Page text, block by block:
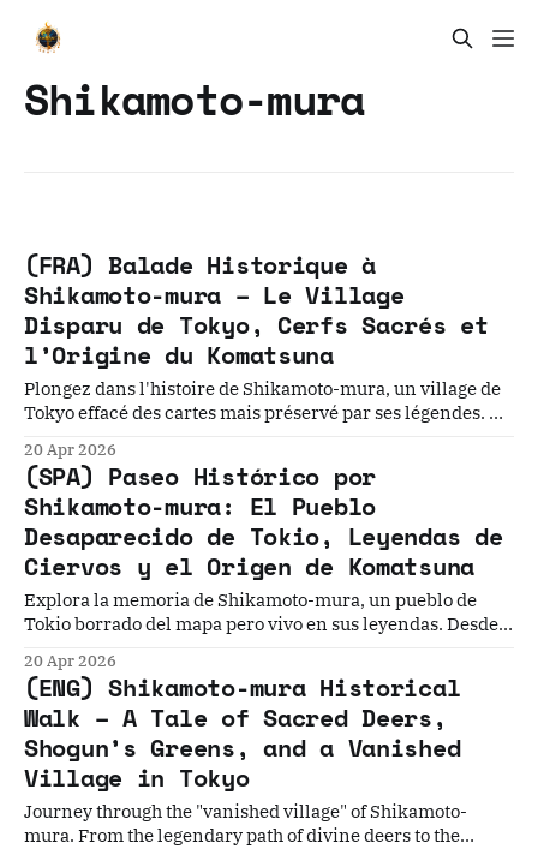
Shikamoto-mura
(FRA) Balade Historique à
Shikamoto-mura – Le Village
Disparu de Tokyo, Cerfs Sacrés et
l’Origine du Komatsuna
Plongez dans l'histoire de Shikamoto-mura, un village de
Tokyo effacé des cartes mais préservé par ses légendes. Du
les strates de mémoire enfouies sous le grand canal
d'Arakawa.
20 Apr 2026
(SPA) Paseo Histórico por
Shikamoto-mura: El Pueblo
Desaparecido de Tokio, Leyendas de
Ciervos y el Origen de Komatsuna
Explora la memoria de Shikamoto-mura, un pueblo de
Tokio borrado del mapa pero vivo en sus leyendas. Desde
descubre las capas de historia que yacen bajo el gran
canal de Arakawa.
20 Apr 2026
(ENG) Shikamoto-mura Historical
Walk – A Tale of Sacred Deers,
Shogun’s Greens, and a Vanished
Village in Tokyo
Journey through the "vanished village" of Shikamoto-
mura. From the legendary path of divine deers to the